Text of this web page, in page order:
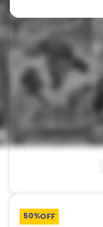
50%OFF